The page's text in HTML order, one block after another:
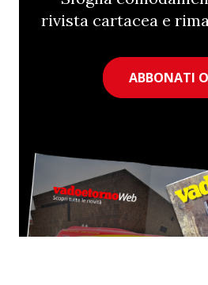
rivista cartacea e
ABBONATI